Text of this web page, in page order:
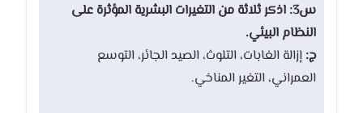
س3: اذكر ثلاثة من التغيرات البشرية المؤثرة على
النظام البيئي.
ج: إزالة الغابات، التلوث، الصيد الجائر، التوسع
العمراني، التغير المناخي.